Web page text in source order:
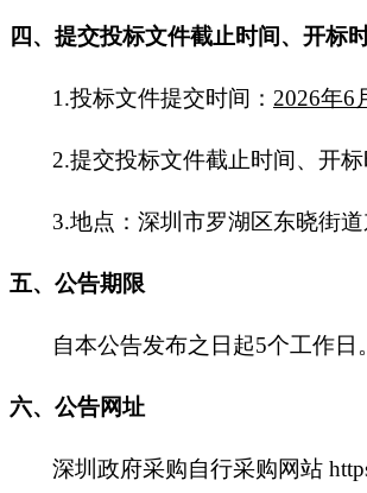
四、提交投标文件截止时间、开标
1.投标文件提交时间： 2026年6
2.提交投标文件截止时间、开标
3.地点：深圳市罗湖区东晓街
五、公告期限
自本公告发布之日起5个工作日。
六、公告网址
深圳政府采购自行采购网站